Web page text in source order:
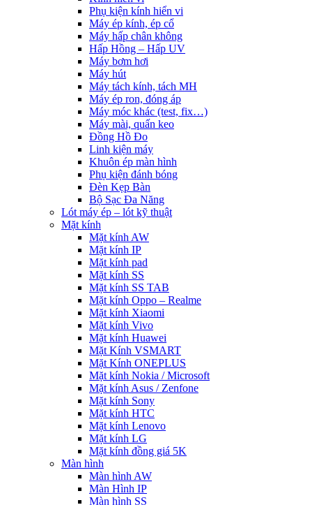
Phụ kiện kính hiển vi
Máy ép kính, ép cổ
Máy hấp chân không
Hấp Hồng – Hấp UV
Máy bơm hơi
Máy hút
Máy tách kính, tách MH
Máy ép ron, đóng áp
Máy móc khác (test, fix…)
Máy mài, quấn keo
Đồng Hồ Đo
Linh kiện máy
Khuôn ép màn hình
Phụ kiện đánh bóng
Đèn Kẹp Bàn
Bộ Sạc Đa Năng
Lót máy ép – lót kỹ thuật
Mặt kính
Mặt kính AW
Mặt kính IP
Mặt kính pad
Mặt kính SS
Mặt kính SS TAB
Mặt kính Oppo – Realme
Mặt kính Xiaomi
Mặt kính Vivo
Mặt kính Huawei
Mặt Kính VSMART
Mặt Kính ONEPLUS
Mặt kính Nokia / Microsoft
Mặt kính Asus / Zenfone
Mặt kính Sony
Mặt kính HTC
Mặt kính Lenovo
Mặt kính LG
Mặt kính đồng giá 5K
Màn hình
Màn hình AW
Màn Hình IP
Màn hình SS